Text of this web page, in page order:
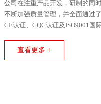
公司在注重产品开发，研制的同时
不断加强质量管理，并全面通过了
CE认证、CQC认证及ISO9001国
查看更多 +